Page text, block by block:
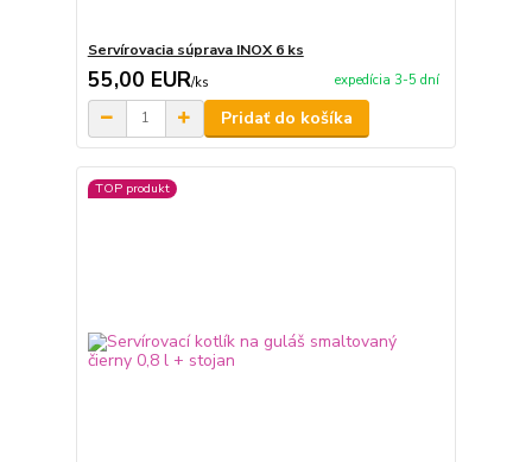
Servírovacia súprava INOX 6 ks
55,00 EUR/ks expedícia 3-5 dní
Pridať do košíka
TOP produkt